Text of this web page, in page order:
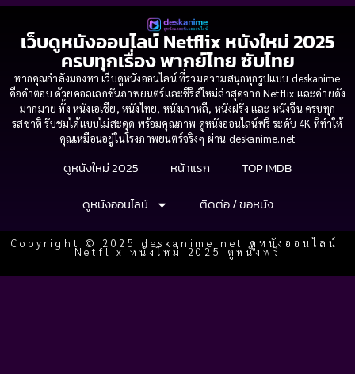
เว็บดูหนังออนไลน์ Netflix หนังใหม่ 2025
ครบทุกเรื่อง พากย์ไทย ซับไทย
หากคุณกำลังมองหา เว็บดูหนังออนไลน์ ที่รวมความสนุกทุกรูปแบบ deskanime
คือคำตอบ ด้วยคอลเลกชันภาพยนตร์และซีรีส์ใหม่ล่าสุดจาก Netflix และค่ายดัง
มากมาย ทั้ง หนังเอเชีย, หนังไทย, หนังเกาหลี, หนังฝรั่ง และ หนังจีน ครบทุก
รสชาติ รับชมได้แบบไม่สะดุด พร้อมคุณภาพ ดูหนังออนไลน์ฟรี ระดับ 4K ที่ทำให้
คุณเหมือนอยู่ในโรงภาพยนตร์จริงๆ ผ่าน deskanime.net
ดูหนังใหม่ 2025 หน้าแรก
TOP IMDB
ดูหนังออนไลน์
ติดต่อ / ขอหนัง
Copyright © 2025 deskanime.net ดูหนังออนไลน์
Netflix หนังใหม่ 2025 ดูหนังฟรี